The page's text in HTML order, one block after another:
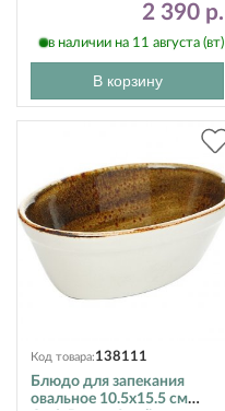
2 390 р.
в наличии на 11 августа (вт)
В корзину
Код товара:138111
Блюдо для запекания
овальное 10.5х15.5 см